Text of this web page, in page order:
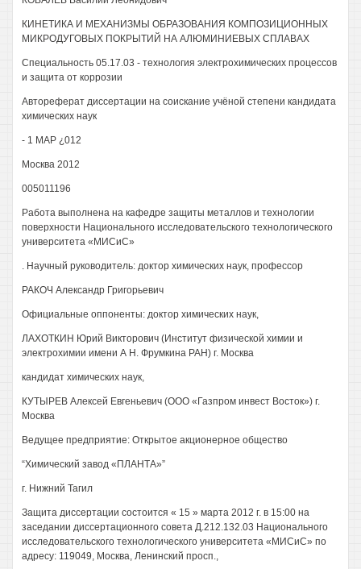
КИНЕТИКА И МЕХАНИЗМЫ ОБРАЗОВАНИЯ КОМПОЗИЦИОННЫХ
МИКРОДУГОВЫХ ПОКРЫТИЙ НА АЛЮМИНИЕВЫХ СПЛАВАХ
Специальность 05.17.03 - технология электрохимических процессов
и защита от коррозии
Автореферат диссертации на соискание учёной степени кандидата
химических наук
- 1 МАР ¿012
Москва 2012
005011196
Работа выполнена на кафедре защиты металлов и технологии
поверхности Национального исследовательского технологического
университета «МИСиС»
. Научный руководитель: доктор химических наук, профессор
РАКОЧ Александр Григорьевич
Официальные оппоненты: доктор химических наук,
ЛАХОТКИН Юрий Викторович (Институт физической химии и
электрохимии имени А Н. Фрумкина РАН) г. Москва
кандидат химических наук,
КУТЫРЕВ Алексей Евгеньевич (ООО «Газпром инвест Восток») г.
Москва
Ведущее предприятие: Открытое акционерное общество
“Химический завод «ПЛАНТА»”
г. Нижний Тагил
Защита диссертации состоится « 15 » марта 2012 г. в 15:00 на
заседании диссертационного совета Д.212.132.03 Национального
исследовательского технологического университета «МИСиС» по
адресу: 119049, Москва, Ленинский просп.,